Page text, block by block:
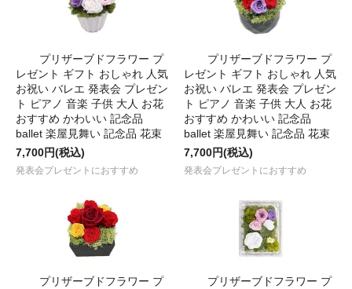
プリザーブドフラワー プ
レゼント ギフト おしゃれ 人気
お祝い バレエ 発表会 プレゼン
ト ピアノ 音楽 子供 大人 お花
おすすめ かわいい 記念品
ballet 楽屋見舞い 記念品 花束
7,700円(税込)
発表会プレゼントにおすすめ
プリザーブドフラワー プ
レゼント ギフト おしゃれ 人気
お祝い バレエ 発表会 プレゼン
ト ピアノ 音楽 子供 大人 お花
おすすめ かわいい 記念品
ballet 楽屋見舞い 記念品 花束
7,700円(税込)
発表会プレゼントにおすすめ
プリザーブドフラワー プ
プリザーブドフラワー プ